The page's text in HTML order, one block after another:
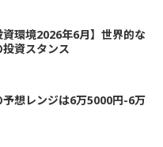
資環境2026年6月】世界的な
資スタンス
予想レンジは6万5000円-6万